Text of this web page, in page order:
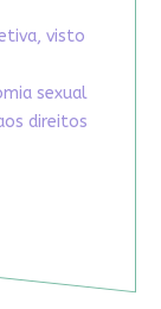
visto
sexual
direitos